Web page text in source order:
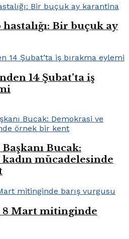
hastalığı: Bir buçuk ay
14 Şubat’ta iş
Bucak:
mücadelesinde
8 Mart mitinginde